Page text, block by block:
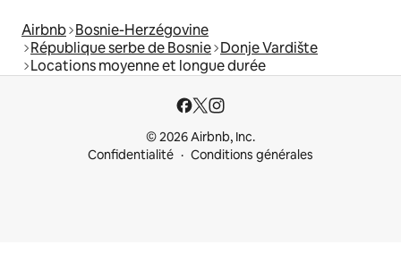
Airbnb Bosnie-Herzégovine
République serbe de Bosnie Donje Vardište
Locations moyenne et longue durée
© 2026 Airbnb, Inc.
Confidentialité
Conditions générales